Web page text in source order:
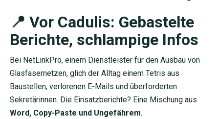
📍 Vor Cadulis: Gebastelte
Berichte, schlampige Infos
Bei NetLinkPro, einem Dienstleister für den Ausbau von
Glasfasernetzen, glich der Alltag einem Tetris aus
Baustellen, verlorenen E-Mails und überforderten
Sekretärinnen. Die Einsatzberichte? Eine Mischung aus
Word, Copy-Paste und Ungefährem.